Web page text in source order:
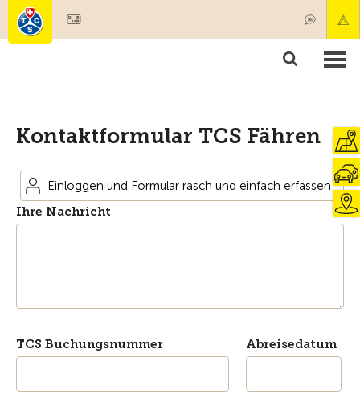
Mitgliedschaft & Leistungen
Kontaktformular TCS Fähren
Einloggen und Formular rasch und einfach erfassen
Ihre Nachricht
TCS Buchungsnummer Abreisedatum